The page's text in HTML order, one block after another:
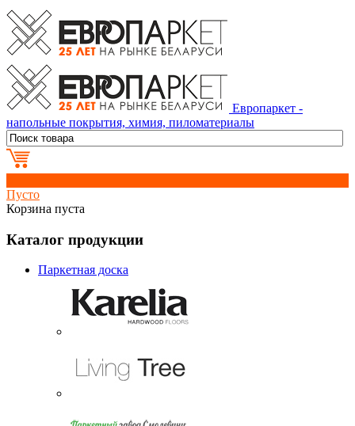
Европаркет -
напольные покрытия, химия, пиломатериалы
Пусто
Корзина пуста
Каталог продукции
Паркетная доска